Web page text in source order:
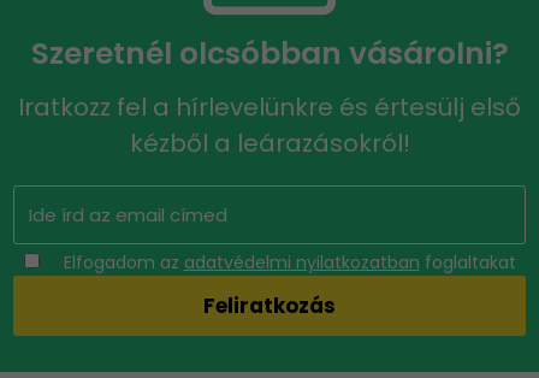
Szeretnél olcsóbban vásárolni?
Iratkozz fel a hírlevelünkre és értesülj első
kézből a leárazásokról!
Elfogadom az adatvédelmi nyilatkozatban foglaltakat